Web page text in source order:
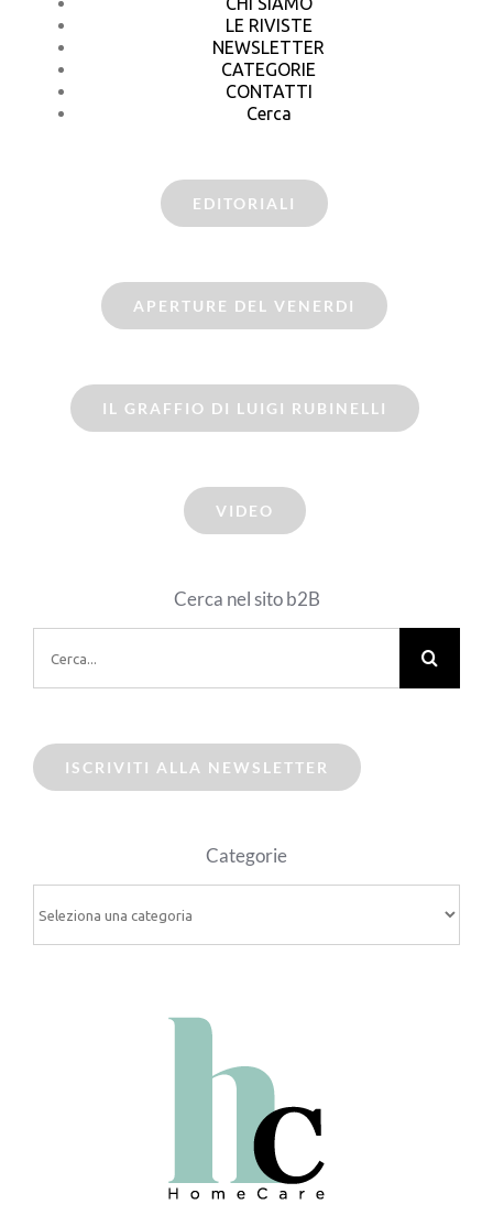
LE RIVISTE
NEWSLETTER
CATEGORIE
CONTATTI
Cerca
EDITORIALI
APERTURE DEL VENERDI
IL GRAFFIO DI LUIGI RUBINELLI
VIDEO
Cerca nel sito b2B
per:
ISCRIVITI ALLA NEWSLETTER
Categorie